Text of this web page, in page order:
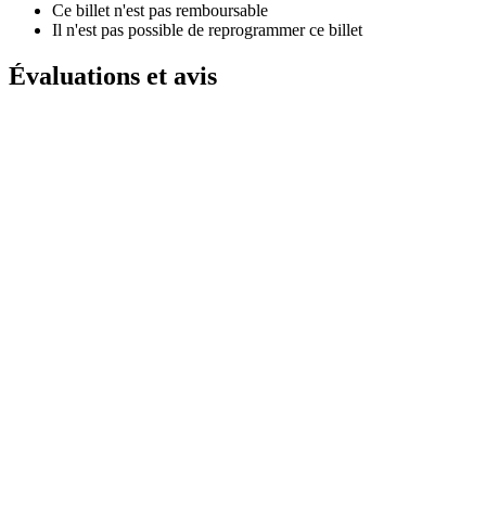
Ce billet n'est pas remboursable
Il n'est pas possible de reprogrammer ce billet
Évaluations et avis